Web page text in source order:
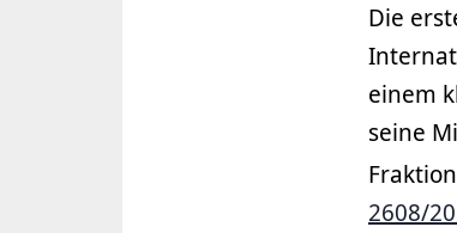
Die
einem
seine
2608/